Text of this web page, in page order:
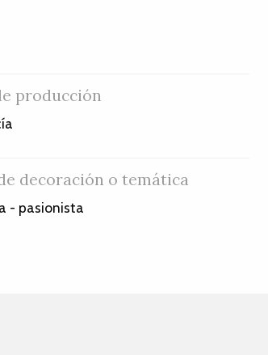
producción
decoración o temática
- pasionista